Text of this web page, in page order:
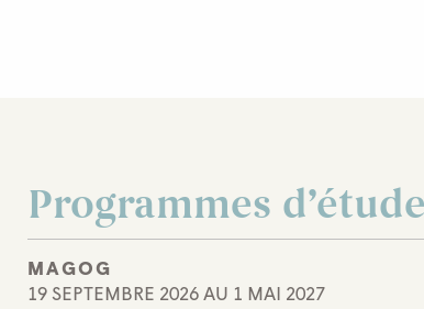
Programmes
MAGOG
19 SEPTEMBRE 2026 AU 1 MAI 2027